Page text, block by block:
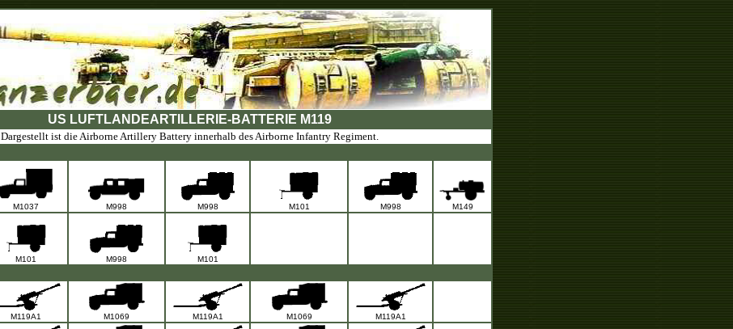
US LUFTLANDEARTILLERIE-BATTERIE M119
Dargestellt ist die Airborne Artillery Battery innerhalb des Airborne Infantry Regiment.
M1037 M998 M998 M101 M998 M149
M101 M998 M101
M119A1 M1069 M119A1 M1069 M119A1